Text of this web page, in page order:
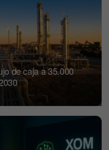
de caja a 35.000